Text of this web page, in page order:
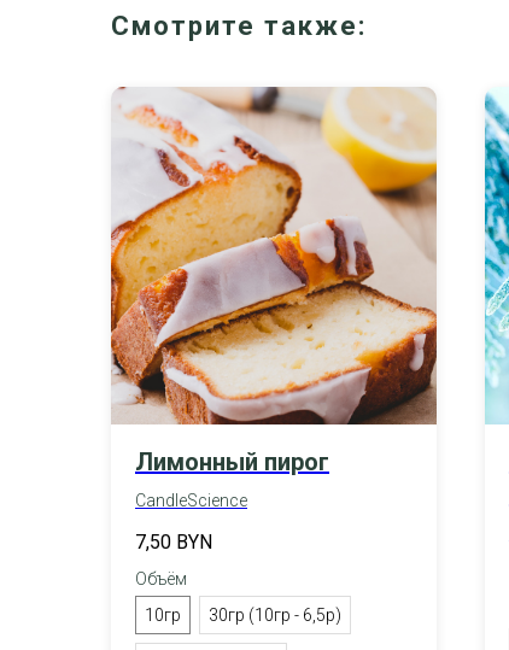
Смотрите также:
Лимонный пирог
CandleScience
7,50 BYN
Объём
10гр
30гр (10гр - 6,5р)